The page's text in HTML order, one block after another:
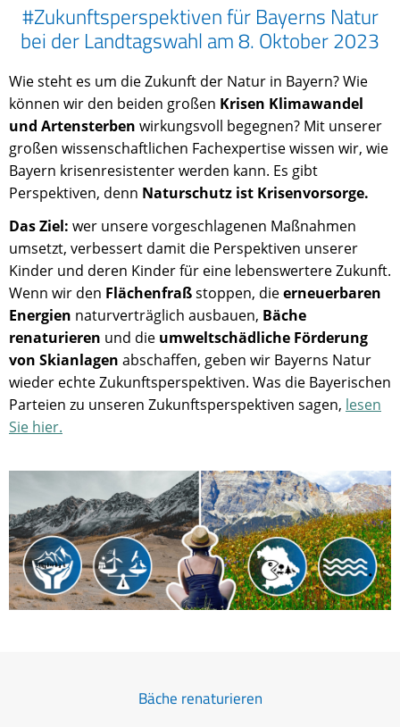
#Zukunftsperspektiven für Bayerns Natur
bei der Landtagswahl am 8. Oktober 2023
Wie steht es um die Zukunft der Natur in Bayern? Wie
können wir den beiden großen Krisen Klimawandel
und Artensterben wirkungsvoll begegnen? Mit unserer
großen wissenschaftlichen Fachexpertise wissen wir, wie
Bayern krisenresistenter werden kann. Es gibt
Perspektiven, denn Naturschutz ist Krisenvorsorge.
Das Ziel: wer unsere vorgeschlagenen Maßnahmen
umsetzt, verbessert damit die Perspektiven unserer
Kinder und deren Kinder für eine lebenswertere Zukunft.
Wenn wir den Flächenfraßstoppen, dieerneuerbaren
Energien naturverträglich ausbauen, Bäche
renaturieren und die umweltschädliche Förderung
von Skianlagen abschaffen, geben wir Bayerns Natur
wieder echte Zukunftsperspektiven. Was die Bayerischen
Parteien zu unseren Zukunftsperspektiven sagen, lesen
Sie hier.
Bäche renaturieren